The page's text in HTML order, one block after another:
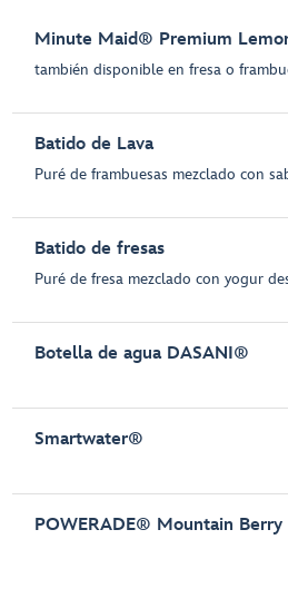
Minute Maid® Premium
también disponible en fresa o
Batido de Lava
Puré de frambuesas mezclado con
Batido de fresas
Puré de fresa mezclado con yogur
Botella de agua DASANI®
Smartwater®
POWERADE® Mountain Berry